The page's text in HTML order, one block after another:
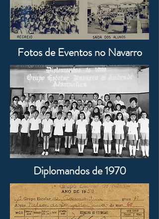
Fotos de Eventos no Navarro
Diplomandos de 1970